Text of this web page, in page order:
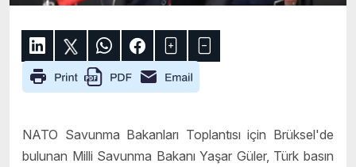
NATO Savunma Bakanları Toplantısı için Brüksel'de
bulunan Milli Savunma Bakanı Yaşar Güler, Türk basın